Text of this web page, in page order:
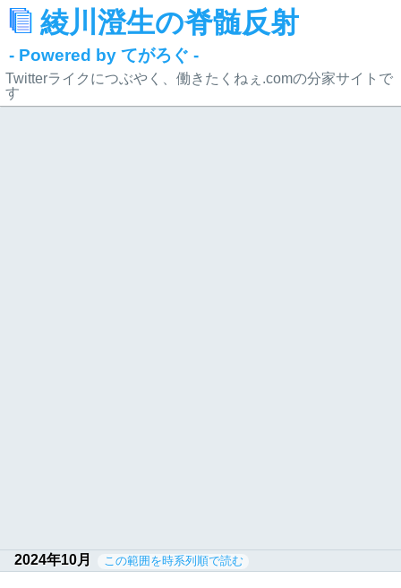
綾川澄生の脊髄反射
- Powered by てがろぐ -
Twitterライクにつぶやく、働きたくねぇ.comの分家サイトで
す
2024年10月 この範囲を時系列順で読む